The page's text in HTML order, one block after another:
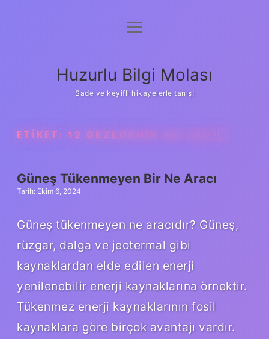
Anasayfa
Yasal Uyarı
menüyü
Huzurlu Bilgi Molası
Sade ve keyifli hikayelerle tanış!
ETIKET: 12 GEZEGENIN ADI NEDIR
Güneş Tükenmeyen Bir Ne Aracı
Tarih: Ekim 6, 2024
Güneş tükenmeyen ne aracıdır? Güneş,
rüzgar, dalga ve jeotermal gibi
kaynaklardan elde edilen enerji
yenilenebilir enerji kaynaklarına örnektir.
Tükenmez enerji kaynaklarının fosil
kaynaklara göre birçok avantajı vardır.